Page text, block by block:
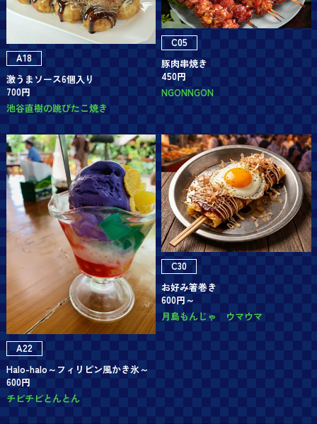
A18
激うまソース6個入り
700円
池谷直樹の跳びたこ焼き
C05
豚肉串焼き
450円
NGONNGON
A22
Halo-halo～フィリピン風かき氷～
600円
チビチビとんとん
C30
お好み箸巻き
600円～
月島もんじゃ ウマウマ